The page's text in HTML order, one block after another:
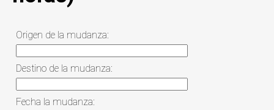
Origen de la mudanza:
Destino de la mudanza:
Fecha la mudanza: